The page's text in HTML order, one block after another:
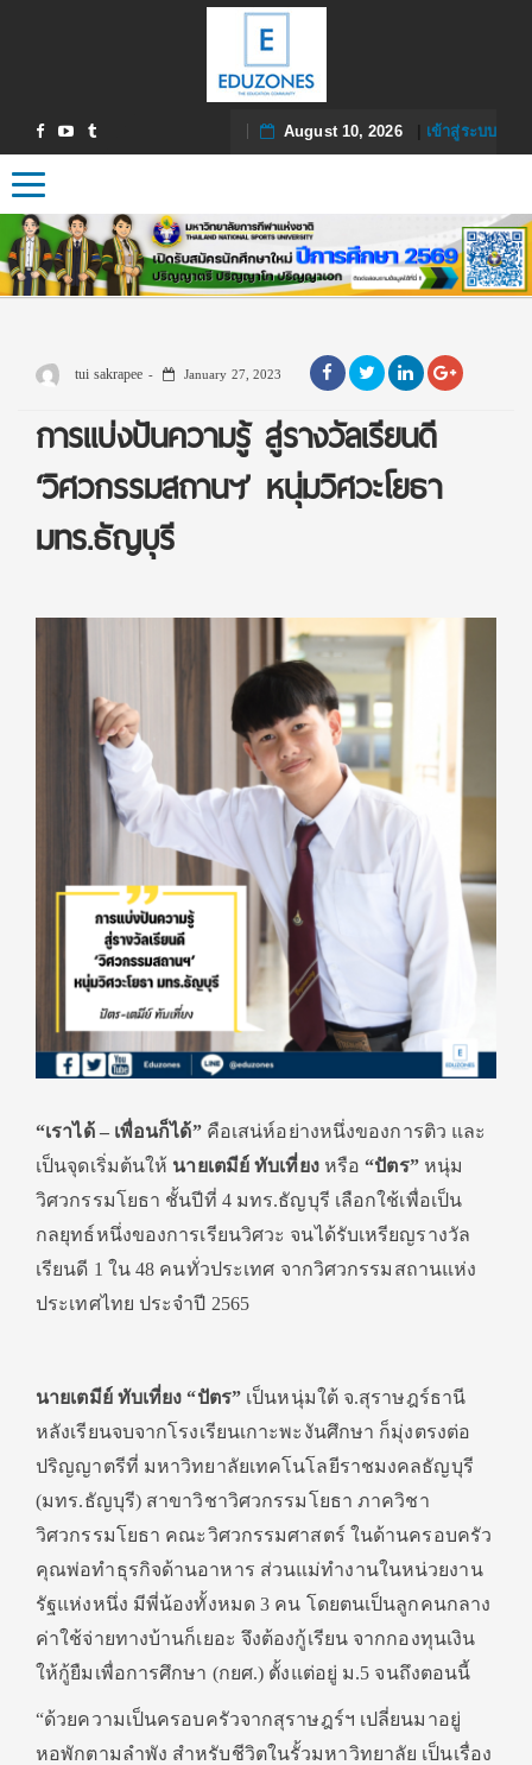
August 10, 2026| เข้าสู่ระบบ
Toggle navigation
tui sakrapee January 27, 2023
การแบ่งปันความรู้ สู่รางวัลเรียนดี
‘วิศวกรรมสถานฯ’ หนุ่มวิศวะโยธา
มทร.ธัญบุรี
“เราได้ – เพื่อนก็ได้”คือเสน่ห์อย่างหนึ่งของการติว และ
เป็นจุดเริ่มต้นให้ นายเตมีย์ ทับเที่ยง หรือ “ปัตร”หนุ่ม
วิศวกรรมโยธา ชั้นปีที่ 4 มทร.ธัญบุรี เลือกใช้เพื่อเป็น
กลยุทธ์หนึ่งของการเรียนวิศวะ จนได้รับเหรียญรางวัล
เรียนดี 1 ใน 48 คนทั่วประเทศ จากวิศวกรรมสถานแห่ง
ประเทศไทย ประจำปี 2565
นายเตมีย์ ทับเที่ยง “ปัตร” เป็นหนุ่มใต้ จ.สุราษฎร์ธานี
หลังเรียนจบจากโรงเรียนเกาะพะงันศึกษา ก็มุ่งตรงต่อ
ปริญญาตรีที่ มหาวิทยาลัยเทคโนโลยีราชมงคลธัญบุรี
(มทร.ธัญบุรี) สาขาวิชาวิศวกรรมโยธา ภาควิชา
วิศวกรรมโยธา คณะวิศวกรรมศาสตร์ ในด้านครอบครัว
คุณพ่อทำธุรกิจด้านอาหาร ส่วนแม่ทำงานในหน่วยงาน
รัฐแห่งหนึ่ง มีพี่น้องทั้งหมด 3 คน โดยตนเป็นลูกคนกลาง
ค่าใช้จ่ายทางบ้านก็เยอะ จึงต้องกู้เรียน จากกองทุนเงิน
ให้กู้ยืมเพื่อการศึกษา (กยศ.) ตั้งแต่อยู่ ม.5 จนถึงตอนนี้
“ด้วยความเป็นครอบครัวจากสุราษฎร์ฯ เปลี่ยนมาอยู่
หอพักตามลำพัง สำหรับชีวิตในรั้วมหาวิทยาลัย เป็นเรื่อง